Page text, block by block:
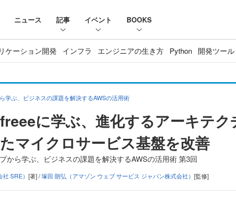
ニュース 記事 イベント BOOKS
ケーション開発 インフラ エンジニアの生き方 Python 開発ツール
学ぶ、ビジネスの課題を解決するAWSの活用術
に学ぶ、進化するアーキテ
マイクロサービス基盤を改善
から学ぶ、ビジネスの課題を解決するAWSの活用術 第3回
SRE） [著] /塚田 朗弘（アマゾン ウェブ サービス ジャパン株式会社） [監修]